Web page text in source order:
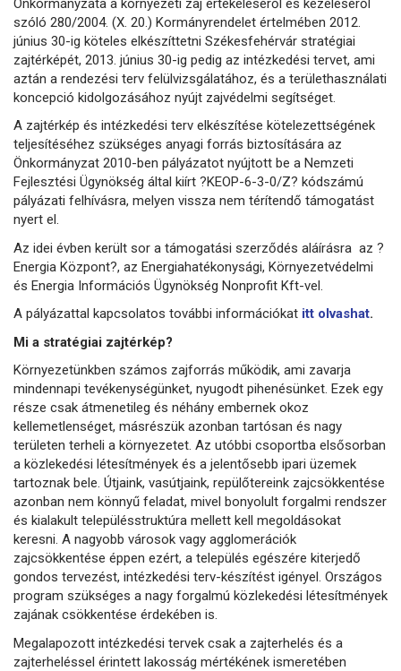
szóló 280/2004. (X. 20.) Kormányrendelet értelmében 2012.
június 30-ig köteles elkészíttetni Székesfehérvár stratégiai
zajtérképét, 2013. június 30-ig pedig az intézkedési tervet, ami
aztán a rendezési terv felülvizsgálatához, és a területhasználati
koncepció kidolgozásához nyújt zajvédelmi segítséget.
A zajtérkép és intézkedési terv elkészítése kötelezettségének
teljesítéséhez szükséges anyagi forrás biztosítására az
Önkormányzat 2010-ben pályázatot nyújtott be a Nemzeti
Fejlesztési Ügynökség által kiírt ?KEOP-6-3-0/Z? kódszámú
pályázati felhívásra, melyen vissza nem térítendő támogatást
nyert el.
Az idei évben került sor a támogatási szerződés aláírásra az ?
Energia Központ?, az Energiahatékonysági, Környezetvédelmi
és Energia Információs Ügynökség Nonprofit Kft-vel.
A pályázattal kapcsolatos további információkat itt olvashat.
Mi a stratégiai zajtérkép?
Környezetünkben számos zajforrás működik, ami zavarja
mindennapi tevékenységünket, nyugodt pihenésünket. Ezek egy
része csak átmenetileg és néhány embernek okoz
kellemetlenséget, másrészük azonban tartósan és nagy
területen terheli a környezetet. Az utóbbi csoportba elsősorban
a közlekedési létesítmények és a jelentősebb ipari üzemek
tartoznak bele. Útjaink, vasútjaink, repülőtereink zajcsökkentése
azonban nem könnyű feladat, mivel bonyolult forgalmi rendszer
és kialakult településstruktúra mellett kell megoldásokat
keresni. A nagyobb városok vagy agglomerációk
zajcsökkentése éppen ezért, a település egészére kiterjedő
gondos tervezést, intézkedési terv-készítést igényel. Országos
program szükséges a nagy forgalmú közlekedési létesítmények
zajának csökkentése érdekében is.
Megalapozott intézkedési tervek csak a zajterhelés és a
zajterheléssel érintett lakosság mértékének ismeretében